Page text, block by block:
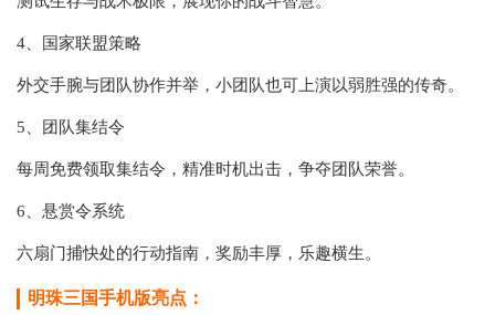
4、国家联盟策略
外交手腕与团队协作并举，小团队也可上演以弱胜强的传奇。
5、团队集结令
每周免费领取集结令，精准时机出击，争夺团队荣誉。
6、悬赏令系统
六扇门捕快处的行动指南，奖励丰厚，乐趣横生。
明珠三国手机版亮点：